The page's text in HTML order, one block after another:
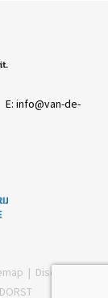
E: info@van-de-
| Disclaimer
DORST